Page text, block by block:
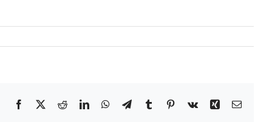
Facebook RedditLinkedInWhatsApp
TelegramTumblr Pinterest
Vk Xing Email